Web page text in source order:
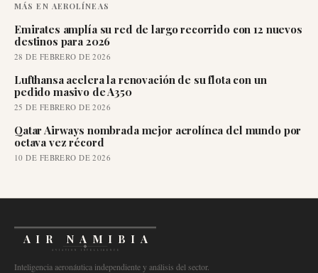
MÁS EN AEROLÍNEAS
Emirates amplía su red de largo recorrido con 12 nuevos
destinos para 2026
28 DE FEBRERO DE 2026
Lufthansa acelera la renovación de su flota con un
pedido masivo de A350
25 DE FEBRERO DE 2026
Qatar Airways nombrada mejor aerolínea del mundo por
octava vez récord
10 DE FEBRERO DE 2026
AIR NAMIBIA
AVIATION INTELLIGENCE
Inteligencia aeronáutica independiente y análisis del sector.